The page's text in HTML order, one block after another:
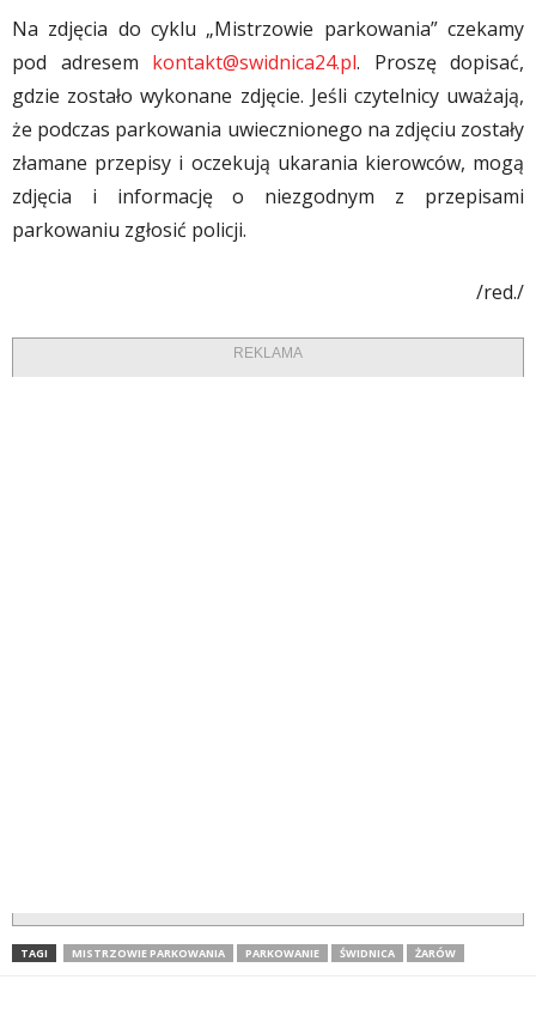
Na zdjęcia do cyklu „Mistrzowie parkowania” czekamy
pod adresem kontakt@swidnica24.pl. Proszę dopisać,
gdzie zostało wykonane zdjęcie. Jeśli czytelnicy uważają,
że podczas parkowania uwiecznionego na zdjęciu zostały
złamane przepisy i oczekują ukarania kierowców, mogą
zdjęcia i informację o niezgodnym z przepisami
parkowaniu zgłosić policji.
/red./
REKLAMA
TAGI MISTRZOWIE PARKOWANIA PARKOWANIE ŚWIDNICA ŻARÓW